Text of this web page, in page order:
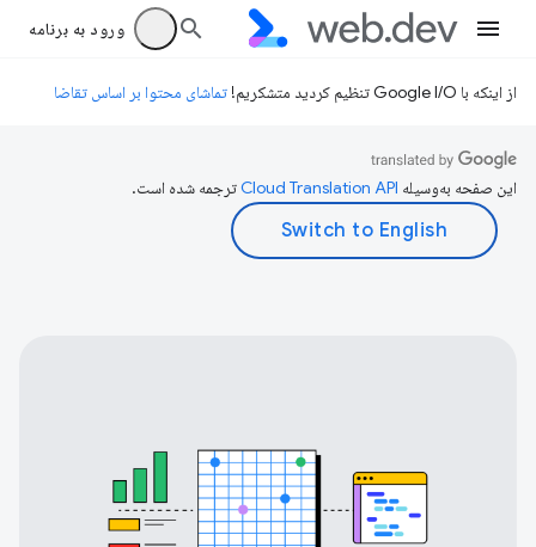
ورود به برنامه
از اینکه با Google I/O تنظیم کردید متشکریم! تماشای محتوا بر اساس تقاضا
این صفحه به‌وسیله ترجمه شده است.